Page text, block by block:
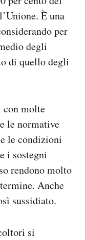
È una
per
degli
di quello degli
molte
le normative
le condizioni
i sostegni
rendono molto
Anche
sussidiato.
si